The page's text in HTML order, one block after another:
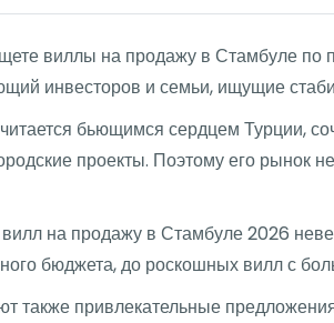
виллы на продажу в Стамбуле по
инвесторов и семьи, ищущие
бьющимся сердцем Турции,
проекты. Поэтому его рынок
на продажу в Стамбуле 2026
бюджета, до роскошных вилл с
также привлекательные